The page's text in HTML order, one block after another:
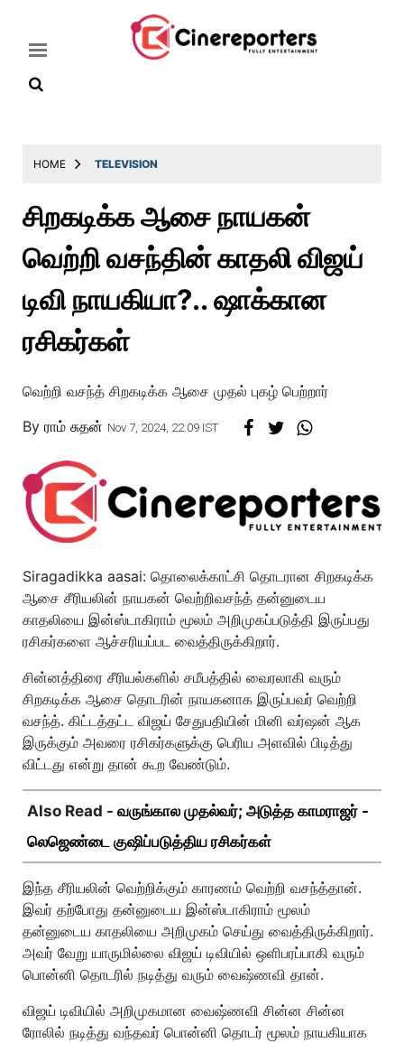
Home
News
Throwback
Reviews
Photos
Story
HOME TELEVISION
சிறகடிக்க ஆசை நாயகன்
வெற்றி வசந்தின் காதலி விஜய்
டிவி நாயகியா?.. ஷாக்கான
ரசிகர்கள்
வெற்றி வசந்த் சிறகடிக்க ஆசை முதல் புகழ் பெற்றார்
By ராம் சுதன் Nov 7, 2024, 22:09 IST
Siragadikka aasai: தொலைக்காட்சி தொடரான சிறகடிக்க
ஆசை சீரியலின் நாயகன் வெற்றிவசந்த் தன்னுடைய
காதலியை இன்ஸ்டாகிராம் மூலம் அறிமுகப்படுத்தி இருப்பது
ரசிகர்களை ஆச்சரியப்பட வைத்திருக்கிறார்.
சின்னத்திரை சீரியல்களில் சமீபத்தில் வைரலாகி வரும்
சிறகடிக்க ஆசை தொடரின் நாயகனாக இருப்பவர் வெற்றி
வசந்த். கிட்டத்தட்ட விஜய் சேதுபதியின் மினி வர்ஷன் ஆக
இருக்கும் அவரை ரசிகர்களுக்கு பெரிய அளவில் பிடித்து
விட்டது என்று தான் கூற வேண்டும்.
Also Read - வருங்கால முதல்வர்; அடுத்த காமராஜர் -
லெஜெண்டை குஷிப்படுத்திய ரசிகர்கள்
இந்த சீரியலின் வெற்றிக்கும் காரணம் வெற்றி வசந்த்தான்.
இவர் தற்போது தன்னுடைய இன்ஸ்டாகிராம் மூலம்
தன்னுடைய காதலியை அறிமுகம் செய்து வைத்திருக்கிறார்.
அவர் வேறு யாருமில்லை விஜய் டிவியில் ஒளிபரப்பாகி வரும்
பொன்னி தொடரில் நடித்து வரும் வைஷ்ணவி தான்.
விஜய் டிவியில் அறிமுகமான வைஷ்ணவி சின்ன சின்ன
ரோலில் நடித்து வந்தவர் பொன்னி தொடர் மூலம் நாயகியாக